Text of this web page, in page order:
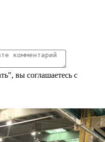
вы соглашаетесь с